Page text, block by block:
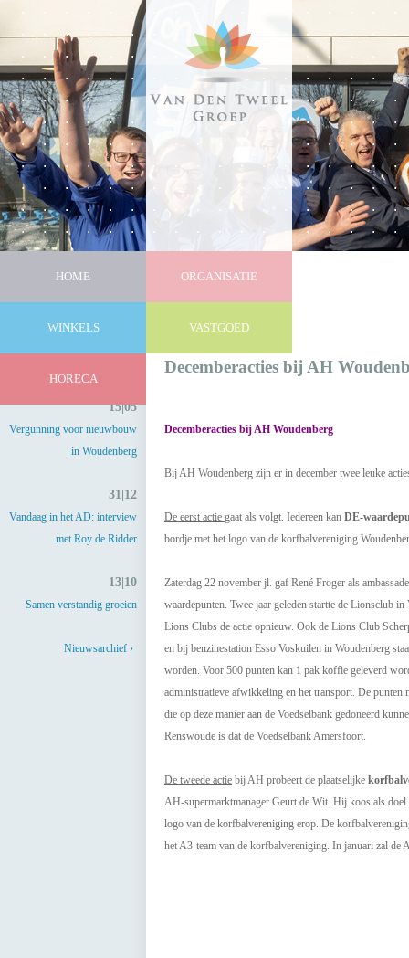
HOME ORGANISATIE
WINKELS VASTGOED
HORECA
15|05
Vergunning voor nieuwbouw
in Woudenberg
31|12
Vandaag in het AD: interview
met Roy de Ridder
13|10
Samen verstandig groeien
Nieuwsarchief ›
Decemberacties bij AH
Decemberacties bij AH Woudenberg
Bij AH Woudenberg zijn er in december twee leuke
De eerst actie gaat als volgt. Iedereen kan DE-
bordje met het logo van de korfbalvereniging
Zaterdag 22 november jl. gaf René Froger als
waardepunten. Twee jaar geleden startte de Lionsclub
Lions Clubs de actie opnieuw. Ook de Lions Club
en bij benzinestation Esso Voskuilen in Woudenberg
worden. Voor 500 punten kan 1 pak koffie geleverd
administratieve afwikkeling en het transport. De punten
die op deze manier aan de Voedselbank gedoneerd
Renswoude is dat de Voedselbank Amersfoort.
De tweede actie bij AH probeert de plaatselijke
AH-supermarktmanager Geurt de Wit. Hij koos als
logo van de korfbalvereniging erop. De
het A3-team van de korfbalvereniging. In januari zal de